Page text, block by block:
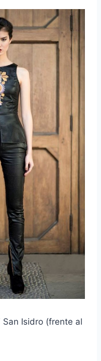
Isidro (frente al